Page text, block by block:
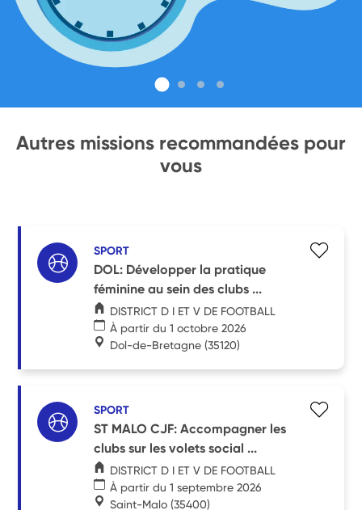
Autres missions recommandées pour
vous
SPORT
DOL: Développer la pratique
féminine au sein des clubs ...
DISTRICT D I ET V DE FOOTBALL
À partir du 1 octobre 2026
Dol-de-Bretagne (35120)
SPORT
ST MALO CJF: Accompagner les
clubs sur les volets social ...
DISTRICT D I ET V DE FOOTBALL
À partir du 1 septembre 2026
Saint-Malo (35400)